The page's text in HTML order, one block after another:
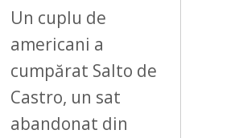
Un cuplu de
americani a
cumpărat Salto de
Castro, un sat
abandonat din